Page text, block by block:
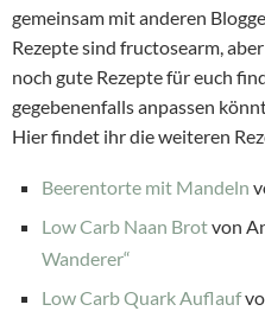
gemeinsam mit anderen
Rezepte sind fructosearm,
noch gute Rezepte für euch
gegebenenfalls anpassen
Hier findet ihr die weiteren
Beerentorte mit Mandeln
Low Carb Naan Brotvon
Wanderer“
Low Carb Quark Auflauf